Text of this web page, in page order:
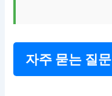
자주 묻는 질문